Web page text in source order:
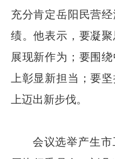
充分肯定岳阳民营
绩。他表示，要凝
展现新作为；要围
上彰显新担当；要
上迈出新步伐。
会议选举产生